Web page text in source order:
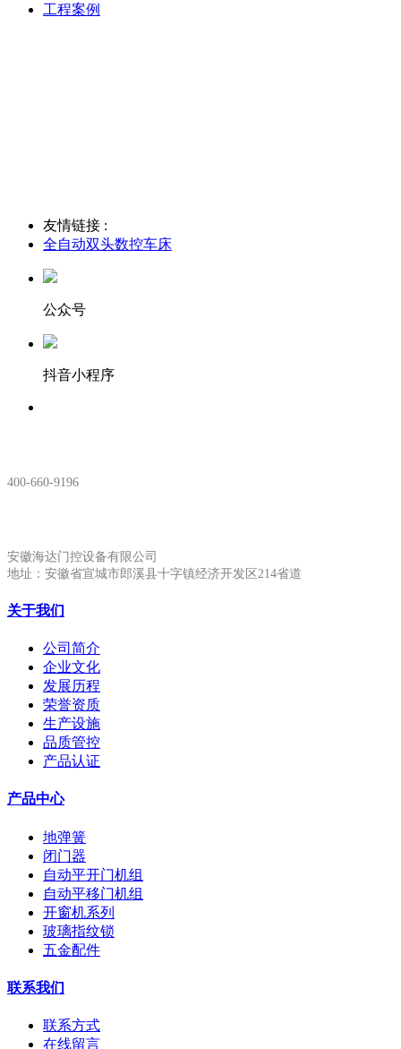
工程案例
友情链接 :
全自动双头数控车床
公众号
抖音小程序
400-660-9196
安徽海达门控设备有限公司
地址：安徽省宣城市郎溪县十字镇经济开发区214省道
关于我们
公司简介
企业文化
发展历程
荣誉资质
生产设施
品质管控
产品认证
产品中心
地弹簧
闭门器
自动平开门机组
自动平移门机组
开窗机系列
玻璃指纹锁
五金配件
联系我们
联系方式
在线留言